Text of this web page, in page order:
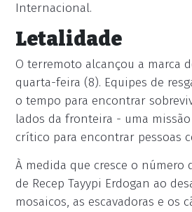
Internacional.
Letalidade
O terremoto alcançou a marca
quarta-feira (8). Equipes de
o tempo para encontrar
lados da fronteira - uma
crítico para encontrar pessoas
À medida que cresce o
de Recep Tayypi Erdogan ao
mosaicos, as escavadoras e os